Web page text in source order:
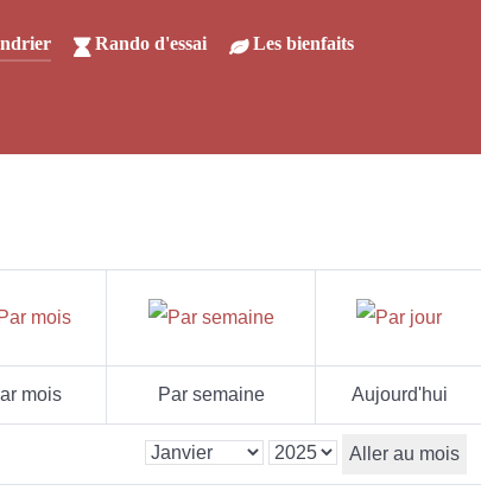
Rando d'essai Les bienfaits
mois Par semaine Aujourd'hui
Aller au mois